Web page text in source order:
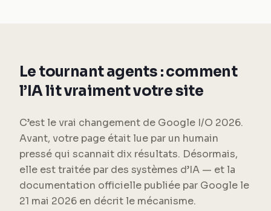
Le tournant agents : comment
l’IA lit vraiment votre site
C’est le vrai changement de Google I/O 2026.
Avant, votre page était lue par un humain
pressé qui scannait dix résultats. Désormais,
elle est traitée par des systèmes d’IA — et la
documentation officielle publiée par Google le
21 mai 2026 en décrit le mécanisme.